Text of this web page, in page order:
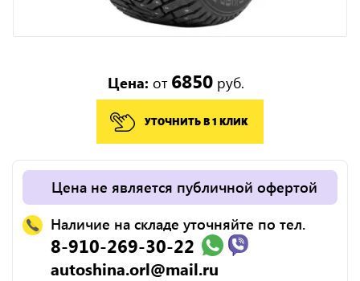
Цена: от 6850 руб.
УТОЧНИТЬ В 1 КЛИК
Цена не является публичной офертой
Наличие на складе уточняйте по тел.
8-910-269-30-22
autoshina.orl@mail.ru